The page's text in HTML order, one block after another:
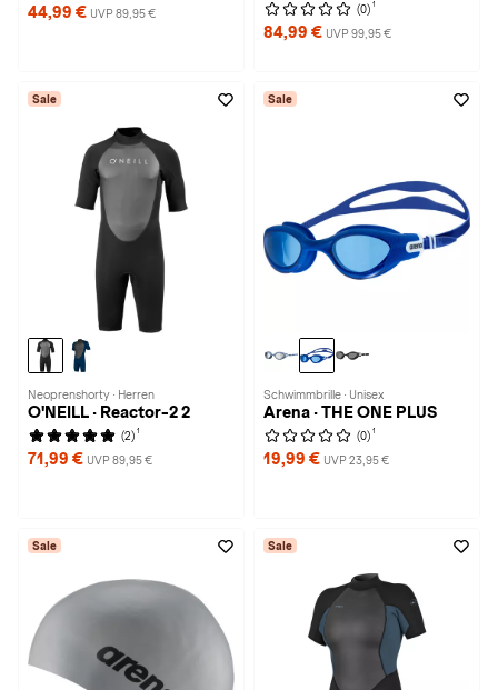
44,99 € UVP 89,95 € (0) 1
84,99 € UVP 99,95 €
Sale
Neoprenshorty · Herren
O'NEILL · Reactor-2 2
(2) 1
71,99 € UVP 89,95 €
Sale
Schwimmbrille · Unisex
Arena · THE ONE PLUS
(0) 1
19,99 € UVP 23,95 €
Sale Sale